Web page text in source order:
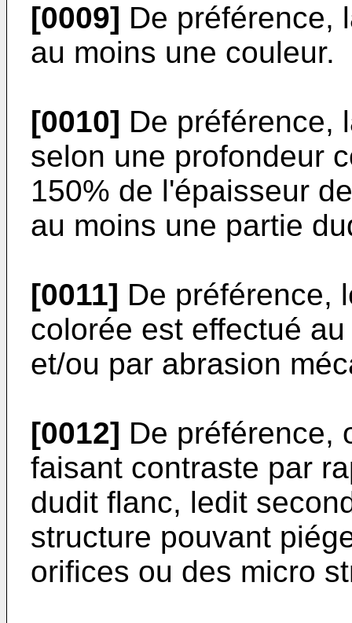
[0009] De préférence,
au moins une couleur.
[0010] De préférence,
selon une profondeur
150% de l'épaisseur
au moins une partie
[0011] De préférence,
colorée est effectué
et/ou par abrasion
[0012] De préférence,
faisant contraste par
dudit flanc, ledit
structure pouvant
orifices ou des micro